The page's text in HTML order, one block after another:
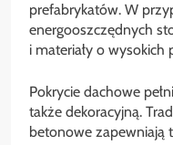
prefabrykatów. W
energooszczędnych
i materiały o
Pokrycie dachowe
także dekoracyjną.
betonowe zapewniają